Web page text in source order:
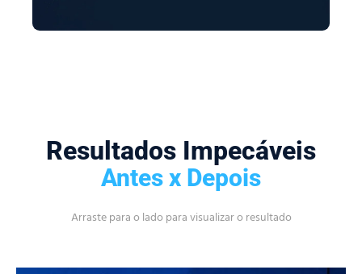
Resultados Impecáveis
Antes x Depois
Arraste para o lado para visualizar o resultado